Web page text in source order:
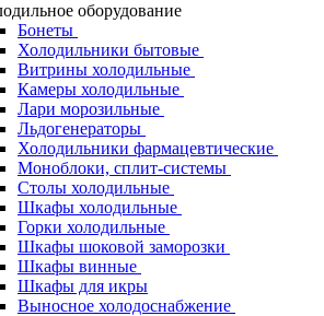
оборудование
Бонеты
Холодильники бытовые
Витрины холодильные
Камеры холодильные
Лари морозильные
Льдогенераторы
Холодильники фармацевтические
Моноблоки, сплит-системы
Столы холодильные
Шкафы холодильные
Горки холодильные
Шкафы шоковой заморозки
Шкафы винные
Шкафы для икры
Выносное холодоснабжение